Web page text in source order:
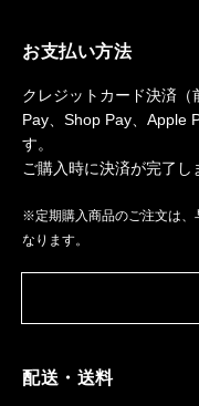
お支払い方法
クレジットカード決済
Pay、Shop Pay、Apple
す。
ご購入時に決済が完了し
※定期購入商品のご注文は、
なります。
配送・送料